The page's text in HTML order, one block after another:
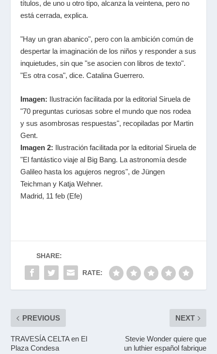
títulos, de uno u otro tipo, alcanza la veintena, pero no
está cerrada, explica.
"Hay un gran abanico", pero con la ambición común de
despertar la imaginación de los niños y responder a sus
inquietudes, sin que "se asocien con libros de texto".
"Es otra cosa", dice. Catalina Guerrero.
Imagen: Ilustración facilitada por la editorial Siruela de
"70 preguntas curiosas sobre el mundo que nos rodea
y sus asombrosas respuestas", recopiladas por Martin
Gent.
Imagen 2: Ilustración facilitada por la editorial Siruela de
"El fantástico viaje al Big Bang. La astronomía desde
Galileo hasta los agujeros negros", de Jüngen
Teichman y Katja Wehner.
Madrid, 11 feb (Efe)
SHARE:
RATE:
PREVIOUS
TRAVESÍA CELTA en El
Plaza Condesa
NEXT
Stevie Wonder quiere que
un luthier español fabrique